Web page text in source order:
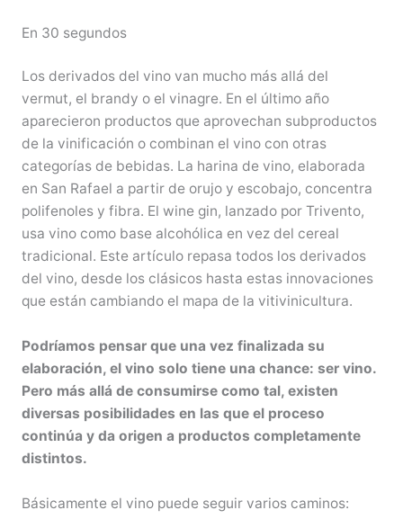
En 30 segundos
Los derivados del vino van mucho más allá del
vermut, el brandy o el vinagre. En el último año
aparecieron productos que aprovechan subproductos
de la vinificación o combinan el vino con otras
categorías de bebidas. La harina de vino, elaborada
en San Rafael a partir de orujo y escobajo, concentra
polifenoles y fibra. El wine gin, lanzado por Trivento,
usa vino como base alcohólica en vez del cereal
tradicional. Este artículo repasa todos los derivados
del vino, desde los clásicos hasta estas innovaciones
que están cambiando el mapa de la vitivinicultura.
Podríamos pensar que una vez finalizada su
elaboración, el vino solo tiene una chance: ser vino.
Pero más allá de consumirse como tal, existen
diversas posibilidades en las que el proceso
continúa y da origen a productos completamente
distintos.
Básicamente el vino puede seguir varios caminos: